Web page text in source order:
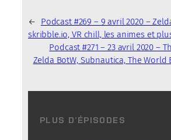
←
Podcast #269 – 9 avril 2020 –
skribble.io, VR chill, les animes et
Podcast #271 – 23 avril 2020 –
Zelda BotW, Subnautica, The World
PLUS D’ÉPISODES